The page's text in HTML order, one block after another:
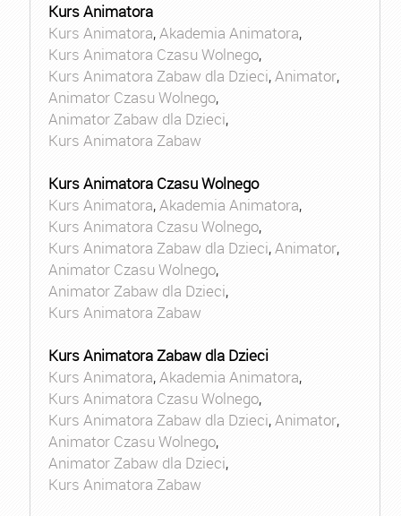
Kurs Animatora
Kurs Animatora,Akademia Animatora,
Kurs Animatora Czasu Wolnego,
Kurs Animatora Zabaw dla Dzieci,Animator,
Animator Czasu Wolnego,
Animator Zabaw dla Dzieci,
Kurs Animatora Zabaw
Kurs Animatora Czasu Wolnego
Kurs Animatora,Akademia Animatora,
Kurs Animatora Czasu Wolnego,
Kurs Animatora Zabaw dla Dzieci,Animator,
Animator Czasu Wolnego,
Animator Zabaw dla Dzieci,
Kurs Animatora Zabaw
Kurs Animatora Zabaw dla Dzieci
Kurs Animatora,Akademia Animatora,
Kurs Animatora Czasu Wolnego,
Kurs Animatora Zabaw dla Dzieci,Animator,
Animator Czasu Wolnego,
Animator Zabaw dla Dzieci,
Kurs Animatora Zabaw